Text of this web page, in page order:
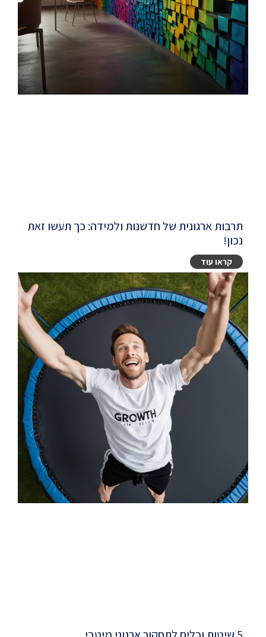
תרבות ארגונית של חדשנות ולמידה: כך תעשו זאת
נכון!
קראו עוד